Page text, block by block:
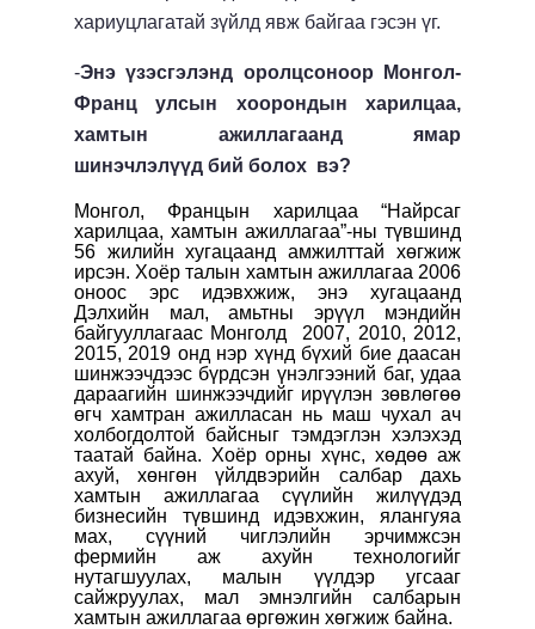
хариуцлагатай зүйлд явж байгаа гэсэн үг.
-Энэ үзэсгэлэнд оролцсоноор Монгол-
Франц улсын хоорондын харилцаа,
хамтын ажиллагаанд ямар
шинэчлэлүүд бий болох вэ?
Монгол, Францын харилцаа “Найрсаг
харилцаа, хамтын ажиллагаа”-ны түвшинд
56 жилийн хугацаанд амжилттай хөгжиж
ирсэн. Хоёр талын хамтын ажиллагаа 2006
оноос эрс идэвхжиж, энэ хугацаанд
Дэлхийн мал, амьтны эрүүл мэндийн
байгууллагаас Монголд 2007, 2010, 2012,
2015, 2019 онд нэр хүнд бүхий бие даасан
шинжээчдээс бүрдсэн үнэлгээний баг, удаа
дараагийн шинжээчдийг ирүүлэн зөвлөгөө
өгч хамтран ажилласан нь маш чухал ач
холбогдолтой байсныг тэмдэглэн хэлэхэд
таатай байна. Хоёр орны хүнс, хөдөө аж
ахуй, хөнгөн үйлдвэрийн салбар дахь
хамтын ажиллагаа сүүлийн жилүүдэд
бизнесийн түвшинд идэвхжин, ялангуяа
мах, сүүний чиглэлийн эрчимжсэн
фермийн аж ахуйн технологийг
нутагшуулах, малын үүлдэр угсааг
сайжруулах, мал эмнэлгийн салбарын
хамтын ажиллагаа өргөжин хөгжиж байна.